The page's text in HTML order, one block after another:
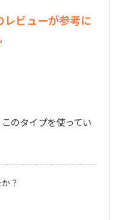
レビューが参考に
のタイプを使ってい
？